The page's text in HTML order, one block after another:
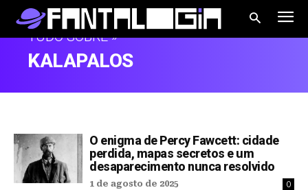
TUDO SOBRE »
KALAPALOS
O enigma de Percy Fawcett: cidade
perdida, mapas secretos e um
desaparecimento nunca resolvido
1 de agosto de 2025 0